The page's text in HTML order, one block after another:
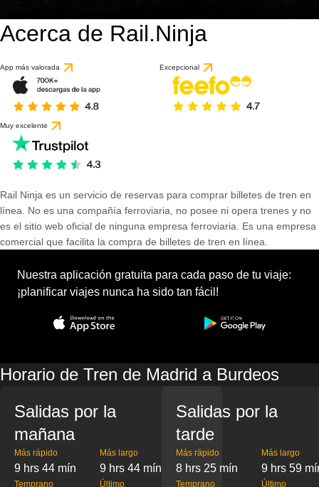
Acerca de Rail.Ninja
App más valorada Excepcional
Muy excelente
Rail Ninja es un servicio de reservas para comprar billetes de tren en
línea. No es una compañía ferroviaria, no posee ni opera trenes y no
es el sitio web oficial de ninguna empresa ferroviaria. Es una empresa
comercial que facilita la compra de billetes de tren en línea.
Nuestra aplicación gratuita para cada paso de tu viaje:
¡planificar viajes nunca ha sido tan fácil!
Horario de Tren de Madrid a Burdeos
Salidas por la
mañana
Más rápido
9 hrs 44 mín
Más largo
9 hrs 44 mín
Temprano Último
Salidas por la
tarde
Más rápido
8 hrs 25 mín
Más largo
9 hrs 59
Temprano Último